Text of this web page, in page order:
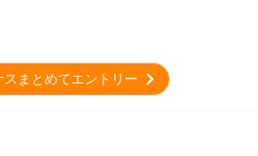
スまとめてエントリー